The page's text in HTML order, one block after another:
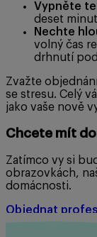
Vypněte
deset
Nechte
volný čas
drhnutí
Zvažte
se stresu. Celý
jako vaše nově
Chcete mít
Zatímco vy si
obrazovkách,
domácnosti.
Objednat